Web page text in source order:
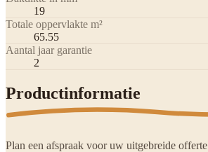
19
Totale oppervlakte m²
65.55
Aantal jaar garantie
2
Productinformatie
Plan een afspraak voor uw uitgebreide offerte